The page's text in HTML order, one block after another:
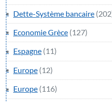
Dette-Système bancaire
Economie Grèce (127)
Espagne (11)
Europe (12)
Europe (116)